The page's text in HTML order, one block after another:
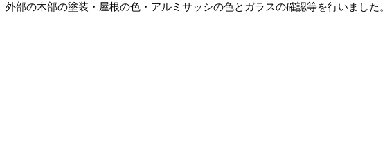
外部の木部の塗装・屋根の色・アルミサッシの色とガラスの確認等を行いました。